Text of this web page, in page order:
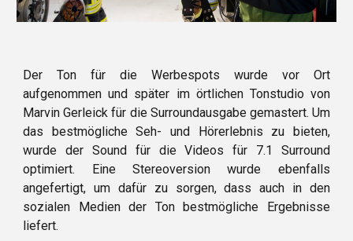
Der Ton für die Werbespots wurde vor Ort
aufgenommen und später im örtlichen Tonstudio von
Marvin Gerleick für die Surroundausgabe gemastert. Um
das bestmögliche Seh- und Hörerlebnis zu bieten,
wurde der Sound für die Videos für 7.1 Surround
optimiert. Eine Stereoversion wurde ebenfalls
angefertigt, um dafür zu sorgen, dass auch in den
sozialen Medien der Ton bestmögliche Ergebnisse
liefert.